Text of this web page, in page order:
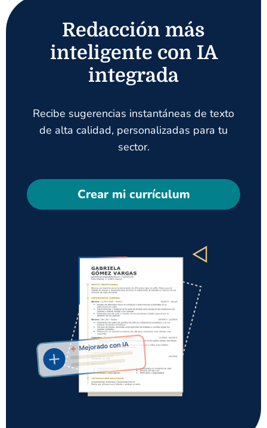
Redacción más
inteligente con IA
integrada
Recibe sugerencias instantáneas de texto
de alta calidad, personalizadas para tu
sector.
Crear mi currículum